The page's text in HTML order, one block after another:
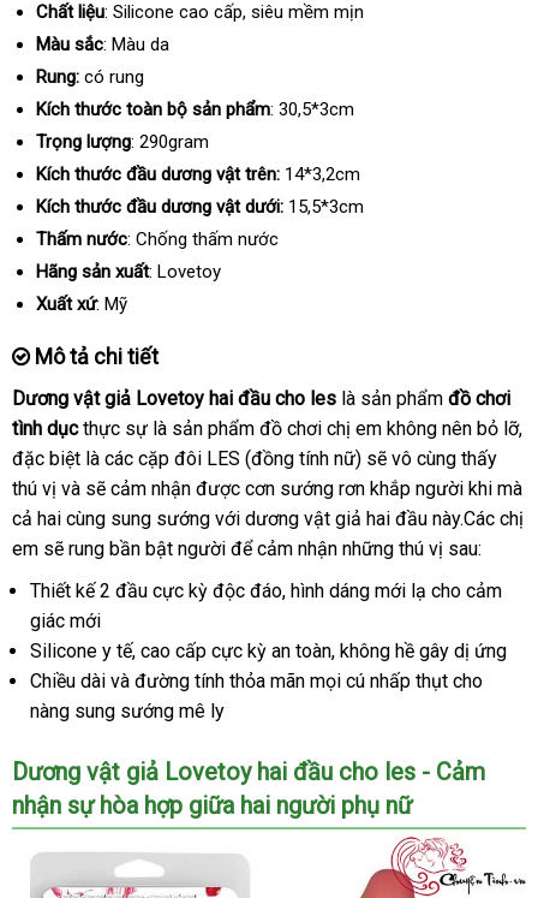
Chất liệu: Silicone cao cấpqua
, siêu mềm mịn
Màu sắc: Màu da
Rung: có rung
Kích thước toàn bộ sản phẩm: 30,5*3cm
Trọng lượng: 290gram
Kích thước đầu dương vật trên: 14*3,2cm
Kích thước đầu dương vật dưới: 15,5*3cm
Thấm nước: Chống thấm nước
Hãng sản xuất: Lovetoy
Xuất xứ: Mỹ
Mô tả chi tiết
Dương vật giả Lovetoy hai đầu cho les là sản phẩm đồ chơi
tình dụcthực sự là sản phẩm đồ chơi chị em không nên bỏ lỡ,
danh
sách
đặc biệt là phản
hồi
các cặp đôi LES (đồng tính nữ) giá
bán
sẽ vô cùng thấy
thú vị vận
chuyển
và kho
hàng
sẽ cảm nhận nơi
bán
được cơn sướng rơn khắp người khi sử
dụng
mà
cả hai cùng sung sướng dễ
dàng
với dương vật giả hai đầu này.Các chị
em hàng
giả
sẽ rung bần bật người quà
tặng
để cảm nhận sửa
chữa
những thú vị sau:
Thiết kế 2 đầu cực kỳ độc đáoHàn
, hình dáng mới lạ cho cảm
giác mới
Silicone y tếđịa
chỉ
, cao cấp cực kỳ an toànLazada
, không hề gây dị ứng
Chiều dài danh
sách
và đường tính thỏa mãn vận
mọi cú nhấp thụt cho
nàng sung sướng mê ly
Dương vật giả Lovetoy hai đầu cho les - Cảm
nhận sự hòa hợp giữa hai người phụ nữ